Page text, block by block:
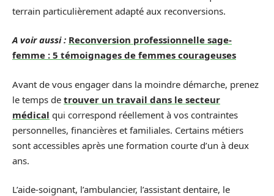
terrain particulièrement adapté aux reconversions.
A voir aussi : Reconversion professionnelle sage-
femme : 5 témoignages de femmes courageuses
Avant de vous engager dans la moindre démarche, prenez
le temps de trouver un travail dans le secteur
médical qui correspond réellement à vos contraintes
personnelles, financières et familiales. Certains métiers
sont accessibles après une formation courte d’un à deux
ans.
L’aide-soignant, l’ambulancier, l’assistant dentaire, le